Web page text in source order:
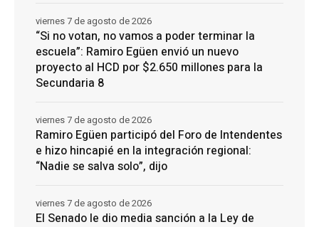
“Si no votan, no vamos a poder terminar la
escuela”: Ramiro Egüen envió un nuevo
proyecto al HCD por $2.650 millones para la
Secundaria 8
viernes 7 de agosto de 2026
Ramiro Egüen participó del Foro de Intendentes
e hizo hincapié en la integración regional:
“Nadie se salva solo”, dijo
viernes 7 de agosto de 2026
El Senado le dio media sanción a la Ley de
viernes 7 de agosto de 2026